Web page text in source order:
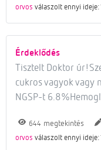
orvos válaszolt ennyi ideje:
Érdeklődés
Tisztelt Doktor
cukros vagyok vagy
NGSP-t
644 megtekintés
orvos válaszolt ennyi ideje: